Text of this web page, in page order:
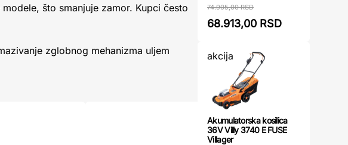
što smanjuje zamor. Kupci često
zglobnog mehanizma uljem
74.905,00 RSD
68.913,00 RSD
akcija
Akumulatorska kosilica
36V Villy 3740 E FUSE
Villager